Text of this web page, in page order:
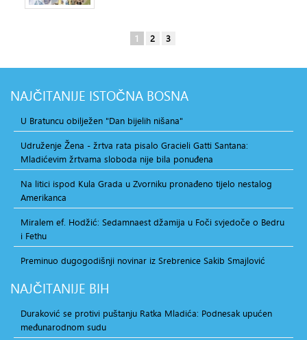
1 2 3
NAJČITANIJE ISTOČNA BOSNA
U Bratuncu obilježen "Dan bijelih nišana"
Udruženje Žena - žrtva rata pisalo Gracieli Gatti Santana:
Mladićevim žrtvama sloboda nije bila ponuđena
Na litici ispod Kula Grada u Zvorniku pronađeno tijelo nestalog
Amerikanca
Miralem ef. Hodžić: Sedamnaest džamija u Foči svjedoče o Bedru
i Fethu
Preminuo dugogodišnji novinar iz Srebrenice Sakib Smajlović
NAJČITANIJE BIH
Duraković se protivi puštanju Ratka Mladića: Podnesak upućen
međunarodnom sudu